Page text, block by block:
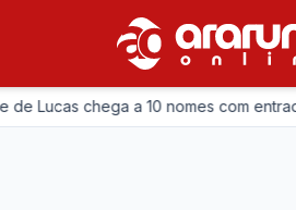
chega a 10 nomes com entrada da